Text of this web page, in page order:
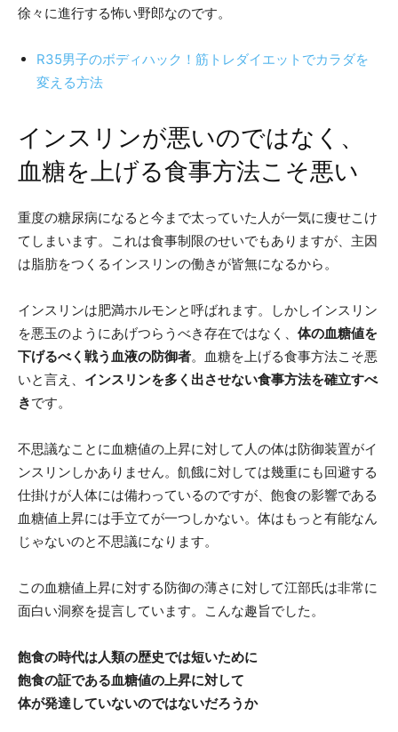
徐々に進行する怖い野郎なのです。
R35男子のボディハック！筋トレダイエットでカラダを
変える方法
インスリンが悪いのではなく、
血糖を上げる食事方法こそ悪い
重度の糖尿病になると今まで太っていた人が一気に痩せこけ
てしまいます。これは食事制限のせいでもありますが、主因
は脂肪をつくるインスリンの働きが皆無になるから。
インスリンは肥満ホルモンと呼ばれます。しかしインスリン
を悪玉のようにあげつらうべき存在ではなく、 体の血糖値を
下げるべく戦う血液の防御者。血糖を上げる食事方法こそ悪
いと言え、 インスリンを多く出させない食事方法を確立すべ
きです。
不思議なことに血糖値の上昇に対して人の体は防御装置がイ
ンスリンしかありません。飢餓に対しては幾重にも回避する
仕掛けが人体には備わっているのですが、飽食の影響である
血糖値上昇には手立てが一つしかない。体はもっと有能なん
じゃないのと不思議になります。
この血糖値上昇に対する防御の薄さに対して江部氏は非常に
面白い洞察を提言しています。こんな趣旨でした。
飽食の時代は人類の歴史では短いために
飽食の証である血糖値の上昇に対して
体が発達していないのではないだろうか